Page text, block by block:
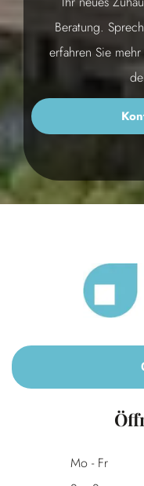
Beratung.
erfahren Sie
Mo - Fr